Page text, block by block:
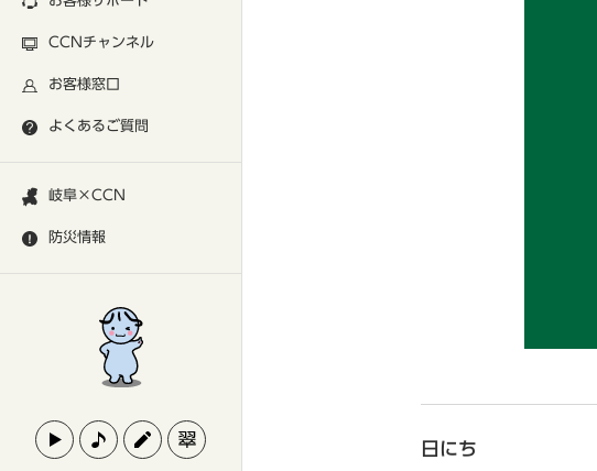
CCNチャンネル
お客様窓口
よくあるご質問
岐阜×CCN
防災情報
日にち